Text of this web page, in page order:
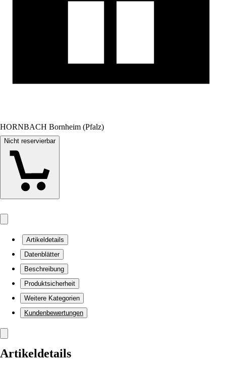
HORNBACH Bornheim (Pfalz)
Nicht reservierbar
Artikeldetails
Datenblätter
Beschreibung
Produktsicherheit
Weitere Kategorien
Kundenbewertungen
Artikeldetails